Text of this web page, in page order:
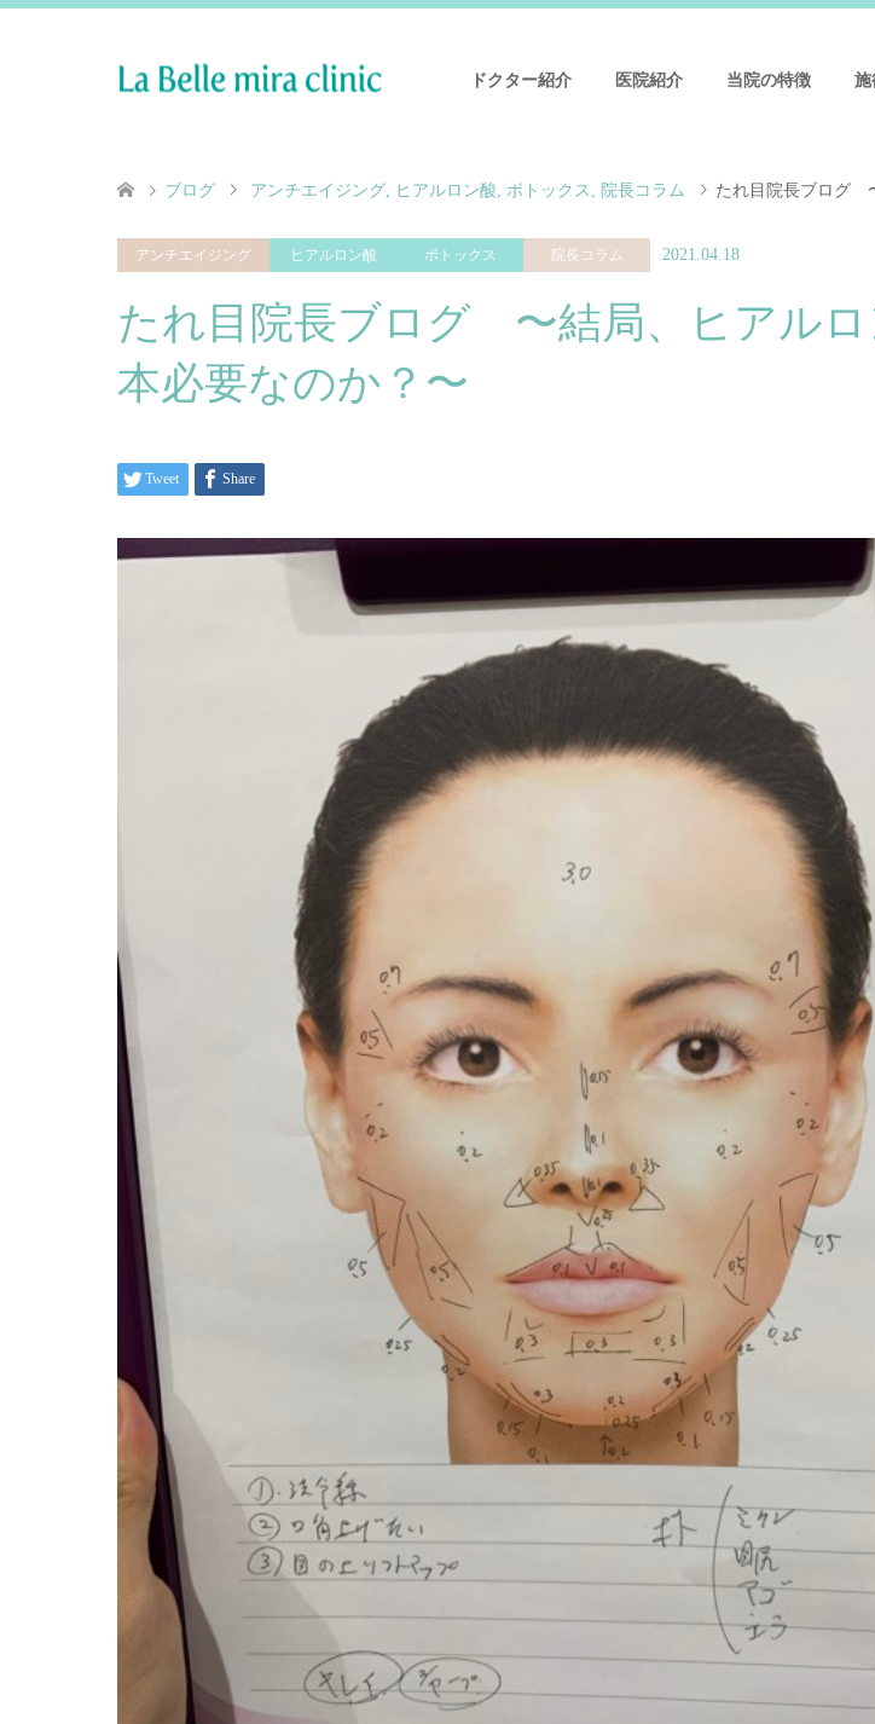
ドクター紹介 医院紹介 当院の特徴 施
ブログ アンチエイジング, ヒアルロン酸, ボトックス , 院長コラム たれ目院長ブログ
アンチエイジング ヒアルロン酸 ボトックス 院長コラム 2021.04.18
たれ目院長ブログ 〜結局、ヒアルロ
本必要なのか？〜
Tweet Share